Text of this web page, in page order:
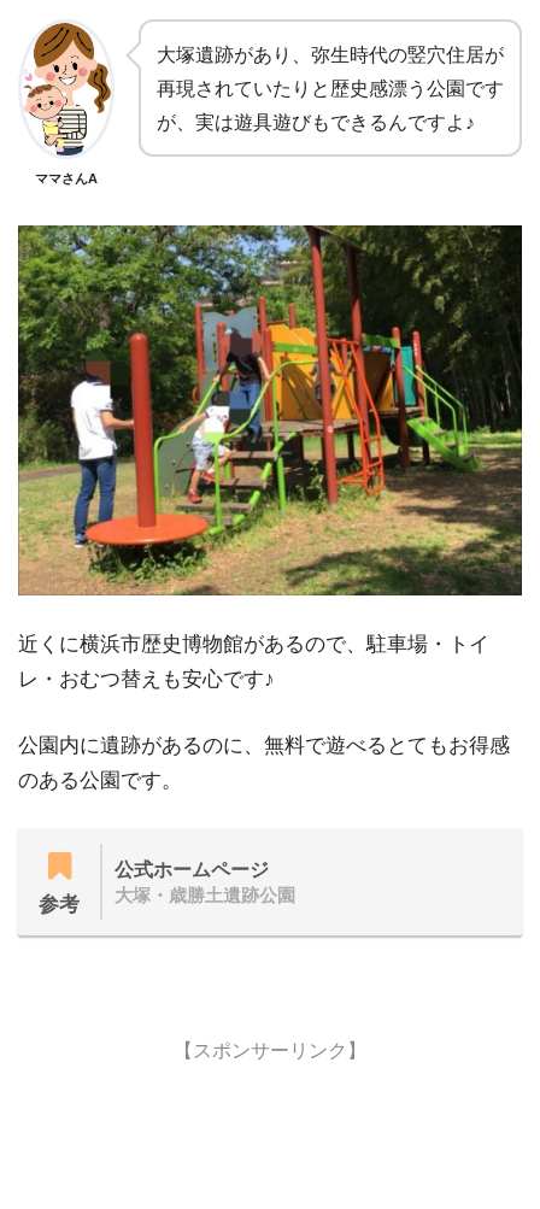
ママさんA
大塚遺跡があり、弥生時代の竪穴住居が
再現されていたりと歴史感漂う公園です
が、実は遊具遊びもできるんですよ♪
近くに横浜市歴史博物館があるので、駐車場・トイ
レ・おむつ替えも安心です♪
公園内に遺跡があるのに、無料で遊べるとてもお得感
のある公園です。
参考
公式ホームページ
大塚・歳勝土遺跡公園
【スポンサーリンク】